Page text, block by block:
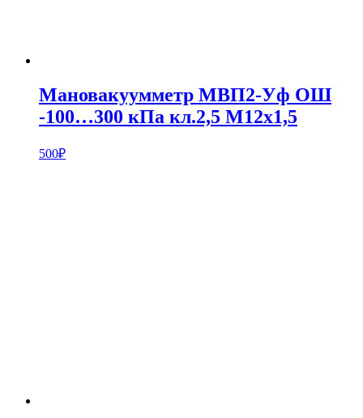
Мановакуумметр МВП2-Уф ОШ
-100…300 кПа кл.2,5 М12х1,5
500₽